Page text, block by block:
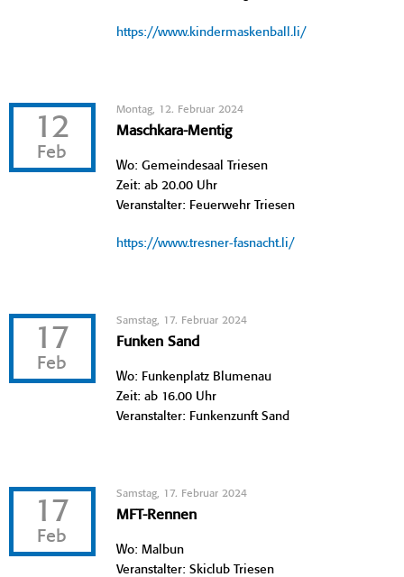
https://www.kindermaskenball.li/
12
Feb
Montag, 12. Februar 2024
Maschkara-Mentig
Wo: Gemeindesaal Triesen
Zeit: ab 20.00 Uhr
Veranstalter: Feuerwehr Triesen
https://www.tresner-fasnacht.li/
17
Feb
Samstag, 17. Februar 2024
Funken Sand
Wo: Funkenplatz Blumenau
Zeit: ab 16.00 Uhr
Veranstalter: Funkenzunft Sand
17
Feb
Samstag, 17. Februar 2024
MFT-Rennen
Wo: Malbun
Veranstalter: Skiclub Triesen